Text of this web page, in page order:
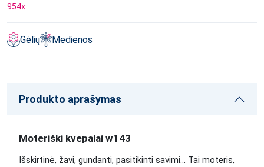
954x
Gėlių Medienos
Produkto aprašymas
Moteriški kvepalai w143
Išskirtinė, žavi, gundanti, pasitikinti savimi... Tai moteris,